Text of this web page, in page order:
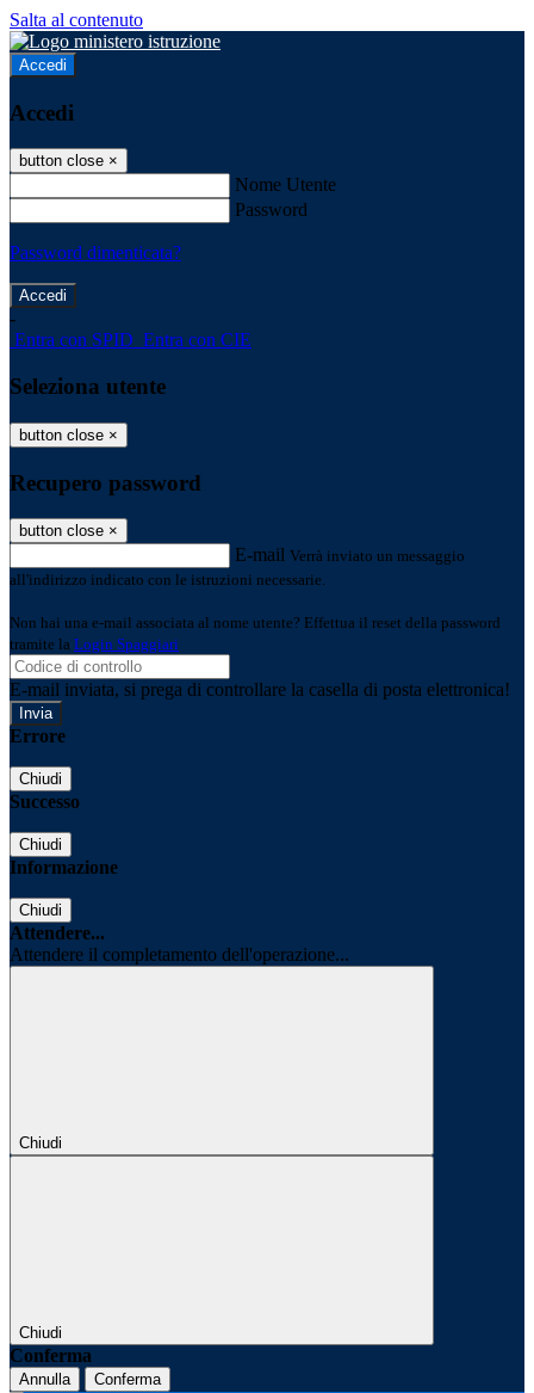
Salta al contenuto
Accedi
Accedi
button close ×
Nome Utente
Password
Password dimenticata?
-
Entra con SPID Entra con CIE
Seleziona utente
button close ×
Recupero password
button close ×
E-mail Verrà inviato un messaggio
all'indirizzo indicato con le istruzioni necessarie.
Non hai una e-mail associata al nome utente? Effettua il reset della password
tramite la Login Spaggiari
E-mail inviata, si prega di controllare la casella di posta elettronica!
Errore
Chiudi
Successo
Chiudi
Informazione
Chiudi
Attendere...
Attendere il completamento dell'operazione...
Chiudi
Chiudi
Conferma
Annulla Conferma